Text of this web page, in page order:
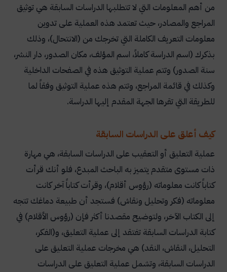
من أهم المعلومات التي لا تتطلبها الدراسات السابقة هي توثيق
المراجع والمصادر، حيث تعتمد هذه العملية على تدوين
معلومات التعريف الكاملة التي تخرجك من (الانتحال)، وذلك
بذكرك (اسم الدراسة كاملاً، اسم المؤلف، مكان الصدور، دار النشر،
سنة الصدور) وتتم عملية التوثيق هذه في الصفحات الداخلية
وكذلك في قائمة المراجع، وتتم هذه عملية التوثيق وفقاً لما
للطريقة التي تقرها الجهة المقدم إليها الدراسة.
كيف أعلق على الدراسات السابقة
عملية التعليق أو التعقيب على الدراسات السابقة، هي مهارة
ذات مستوى متقدم يتميز به الباحث المبدع، فلو أنك قرأت
كتاباً كانت معلوماته (رؤوس أقلام)، وقرأت كتاباً آخر كانت
معلوماته (فكر وتحليل ونقاش) فستجد أن طبيعة دماغك تتجه
إلى الكتاب الآخر، ولتوضيح مقصدنا أكثر فإن (رؤوس الأقلام) في
كتابة الدراسات السابقة تفتقد إلى عملية التعليق، و(الفكر،
التحليل، النقاش، النقد) هي مخرجات عملية التعليق على
الدراسات السابقة، وتشمل عملية التعليق على الدراسات